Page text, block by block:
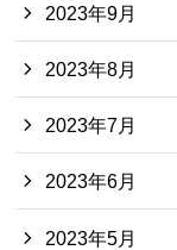
2023年9月
2023年8月
2023年7月
2023年6月
2023年5月